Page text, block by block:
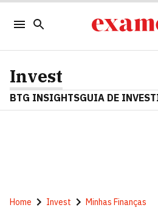
Invest
BTG INSIGHTSGUIA DE
Home Invest Minhas Finanças